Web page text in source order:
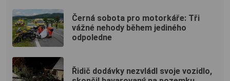
Černá sobota pro motorkáře: Tři
vážné nehody během jediného
odpoledne
Řidič dodávky nezvládl svoje vozidlo,